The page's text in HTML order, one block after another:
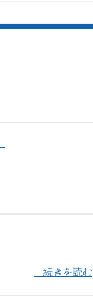
…続きを読む